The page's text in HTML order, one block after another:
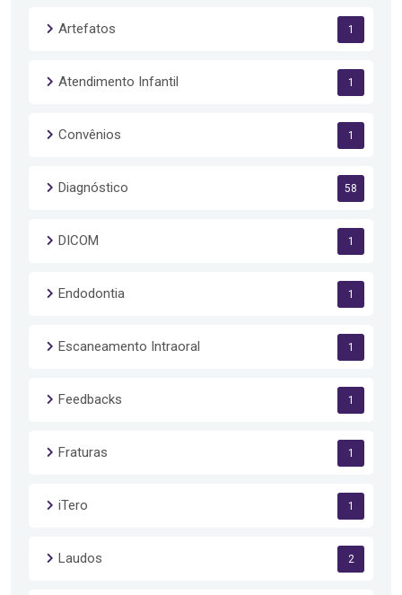
Artefatos 1
Atendimento Infantil 1
Convênios 1
Diagnóstico 58
DICOM 1
Endodontia 1
Escaneamento Intraoral 1
Feedbacks 1
Fraturas 1
iTero 1
Laudos 2